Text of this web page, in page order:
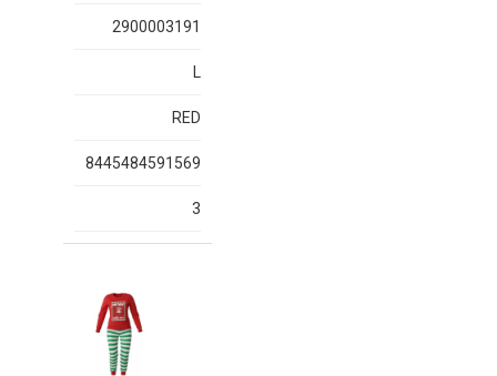
2900003191
RED
8445484591569
3